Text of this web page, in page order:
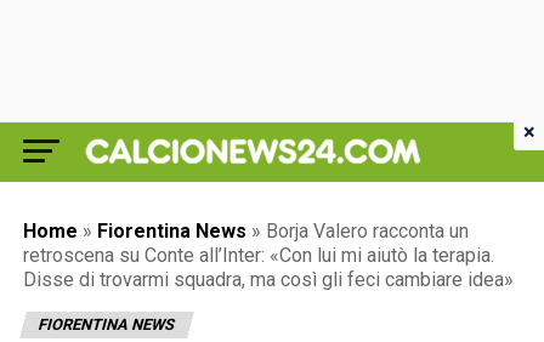
Home » Fiorentina News » Borja Valero racconta un
retroscena su Conte all’Inter: «Con lui mi aiutò la terapia.
Disse di trovarmi squadra, ma così gli feci cambiare idea»
FIORENTINA NEWS
×